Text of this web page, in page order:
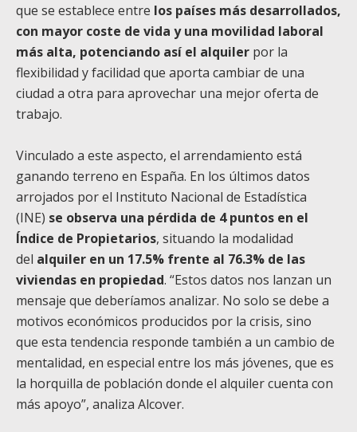
que se establece entre los países más desarrollados,
con mayor coste de vida y una movilidad laboral
más alta, potenciando así el alquiler por la
flexibilidad y facilidad que aporta cambiar de una
ciudad a otra para aprovechar una mejor oferta de
trabajo.
Vinculado a este aspecto, el arrendamiento está
ganando terreno en España. En los últimos datos
arrojados por el Instituto Nacional de Estadística
(INE) se observa una pérdida de 4 puntos en el
Índice de Propietarios, situando la modalidad
del alquiler en un 17.5% frente al 76.3% de las
viviendas en propiedad. “Estos datos nos lanzan un
mensaje que deberíamos analizar. No solo se debe a
motivos económicos producidos por la crisis, sino
que esta tendencia responde también a un cambio de
mentalidad, en especial entre los más jóvenes, que es
la horquilla de población donde el alquiler cuenta con
más apoyo”, analiza Alcover.